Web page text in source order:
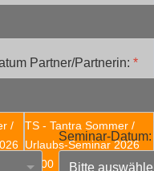
/
TS - Tantra Sommer /
Urlaubs-Seminar 2026
17:00
Partner/Partnerin: *
Seminar-Datum: